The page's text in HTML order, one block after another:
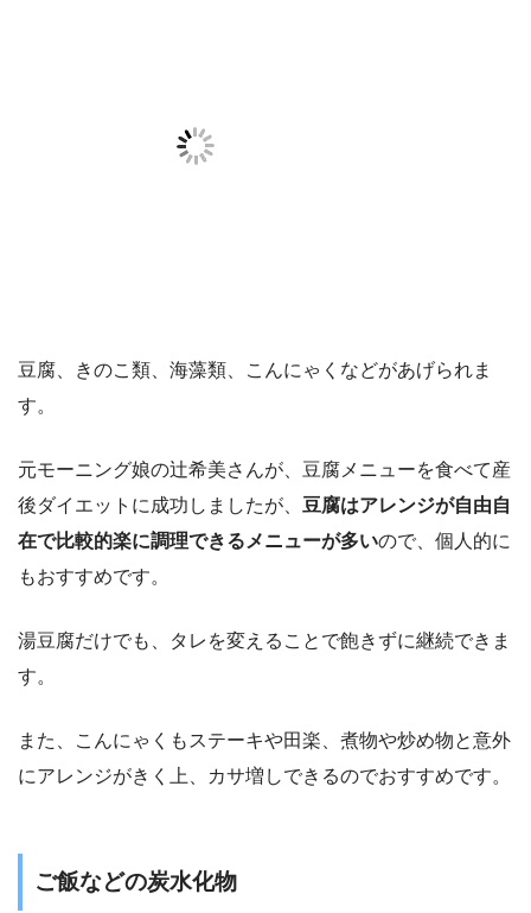
豆腐、きのこ類、海藻類、こんにゃくなどがあげられま
す。
元モーニング娘の辻希美さんが、豆腐メニューを食べて産
後ダイエットに成功しましたが、 豆腐はアレンジが自由自
在で比較的楽に調理できるメニューが多いので、個人的に
もおすすめです。
湯豆腐だけでも、タレを変えることで飽きずに継続できま
す。
また、こんにゃくもステーキや田楽、煮物や炒め物と意外
にアレンジがきく上、カサ増しできるのでおすすめです。
ご飯などの炭水化物